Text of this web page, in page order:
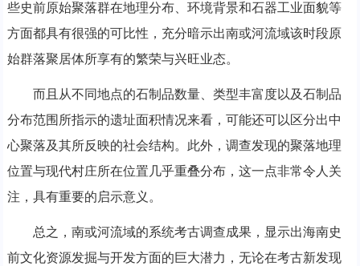
些史前原始聚落群在地理分布、环境背景和石器工业面貌等
方面都具有很强的可比性，充分暗示出南或河流域该时段原
始群落聚居体所享有的繁荣与兴旺业态。
而且从不同地点的石制品数量、类型丰富度以及石制品
分布范围所指示的遗址面积情况来看，可能还可以区分出中
心聚落及其所反映的社会结构。此外，调查发现的聚落地理
位置与现代村庄所在位置几乎重叠分布，这一点非常令人关
注，具有重要的启示意义。
总之，南或河流域的系统考古调查成果，显示出海南史
前文化资源发掘与开发方面的巨大潜力，无论在考古新发现